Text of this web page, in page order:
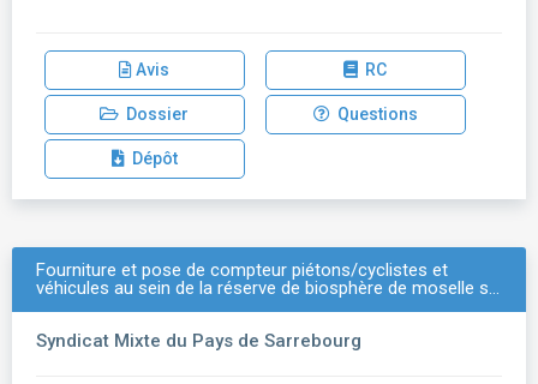
Avis RC
Dossier Questions
Dépôt
Fourniture et pose de compteur piétons/cyclistes et
véhicules au sein de la réserve de biosphère de moselle s…
Syndicat Mixte du Pays de Sarrebourg